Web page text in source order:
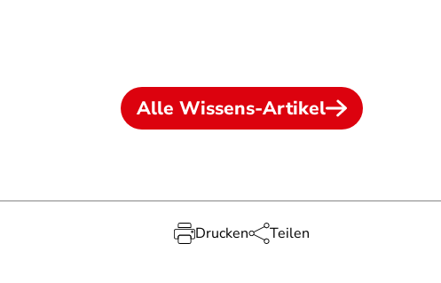
Alle Wissens-Artikel
Drucken Teilen